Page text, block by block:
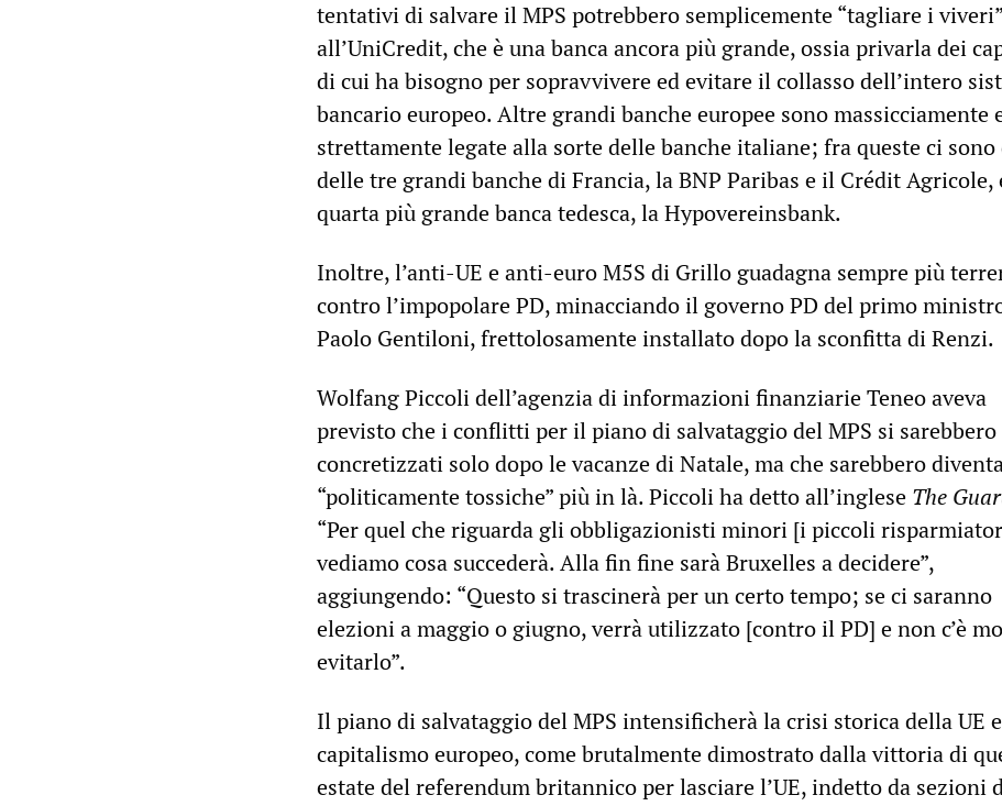
tentativi di salvare il MPS potrebbero semplicemente “tagliare i viveri”
all’UniCredit, che è una banca ancora più grande, ossia privarla dei
di cui ha bisogno per sopravvivere ed evitare il collasso dell’intero
bancario europeo. Altre grandi banche europee sono massicciamente
strettamente legate alla sorte delle banche italiane; fra queste ci sono
delle tre grandi banche di Francia, la BNP Paribas e il Crédit Agricole,
quarta più grande banca tedesca, la Hypovereinsbank.
Inoltre, l’anti-UE e anti-euro M5S di Grillo guadagna sempre più
contro l’impopolare PD, minacciando il governo PD del primo
Paolo Gentiloni, frettolosamente installato dopo la sconfitta di Renzi.
Wolfang Piccoli dell’agenzia di informazioni finanziarie Teneo aveva
previsto che i conflitti per il piano di salvataggio del MPS si sarebbero
concretizzati solo dopo le vacanze di Natale, ma che sarebbero
“politicamente tossiche” più in là. Piccoli ha detto all’inglese The
“Per quel che riguarda gli obbligazionisti minori [i piccoli
vediamo cosa succederà. Alla fin fine sarà Bruxelles a decidere”,
aggiungendo: “Questo si trascinerà per un certo tempo; se ci saranno
elezioni a maggio o giugno, verrà utilizzato [contro il PD] e non c’è
evitarlo”.
Il piano di salvataggio del MPS intensificherà la crisi storica della UE
capitalismo europeo, come brutalmente dimostrato dalla vittoria di
estate del referendum britannico per lasciare l’UE, indetto da sezioni